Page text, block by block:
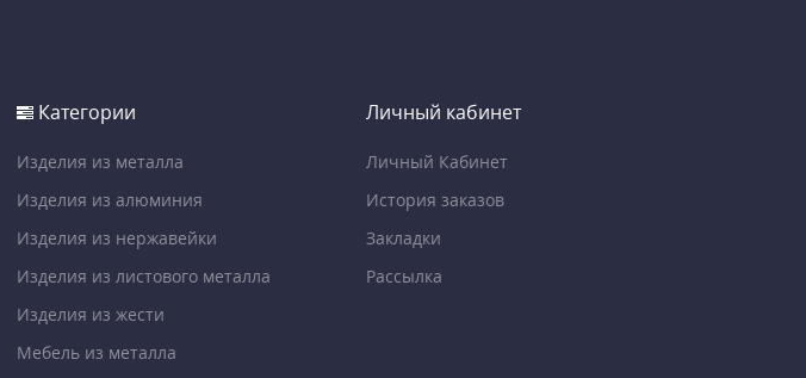
Категории
Изделия из металла
Изделия из алюминия
Изделия из нержавейки
Изделия из листового металла
Изделия из жести
Мебель из металла
Личный кабинет
Личный Кабинет
История заказов
Закладки
Рассылка